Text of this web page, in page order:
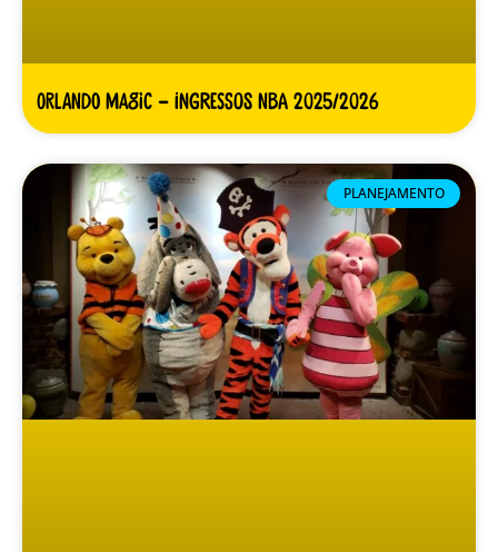
Orlando Magic – Ingressos NBA 2025/2026
PLANEJAMENTO